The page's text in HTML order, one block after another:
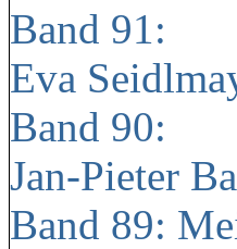
Band 91:
Eva
Band 90:
Jan-Pieter
Band 89: